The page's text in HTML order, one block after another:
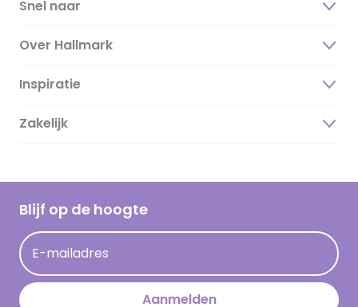
Snel naar
Over Hallmark
Over ons
Duurzaamheid
Hallmark Kaartclub
Acties
Persberichten
Hallmark en Kinderpostzegels
Inspiratie
Magazine
Cadeau inspiratie
Kaartinspiratie
Zakelijk
Blijf op de hoogte
E-mailadres
Aanmelden